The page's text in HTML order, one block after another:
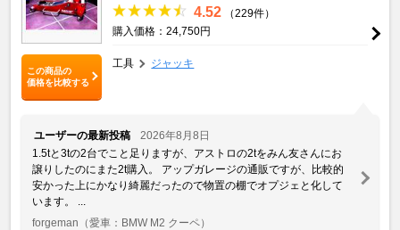
この商品の
価格を比較する
4.52
（229件）
購入価格：24,750円
工具 ジャッキ
ユーザーの最新投稿
2026年8月8日
1.5tと3tの2台でこと足りますが、アストロの2tをみん友さんにお
譲りしたのにまた2t購入。 アップガレージの通販ですが、比較的
安かった上にかなり綺麗だったので物置の棚でオプジェと化して
います。 ...
forgeman （愛車：BMW M2 クーペ）